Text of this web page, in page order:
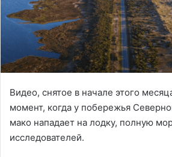
Видео, снятое в начале этого
момент, когда у побережья
мако нападает на лодку, полную
исследователей.